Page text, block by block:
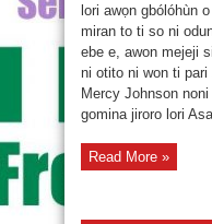
lori awọn gbólóhùn
miran to ti so ni
ebe e, awon mejeji
ni otito ni won ti
Mercy Johnson
gomina jiroro lori
Read More »